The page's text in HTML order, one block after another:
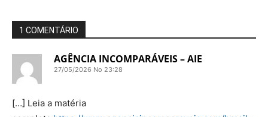
1 COMENTÁRIO
AGÊNCIA INCOMPARÁVEIS – AIE
27/05/2026 No 23:28
[…] Leia a matéria